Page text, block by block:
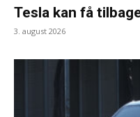
Tesla kan få
3. august 2026